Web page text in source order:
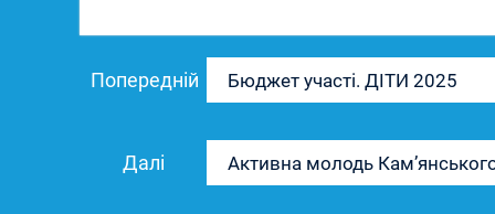
записів
Попередній
запис:
Бюджет участі. ДІТИ 2025
Далі
запис:
Активна молодь